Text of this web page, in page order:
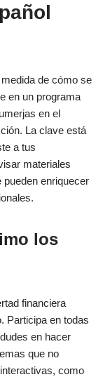
de cómo se
en un programa
en el
La clave está
a tus
materiales
enriquecer
los
financiera
Participa en todas
en hacer
que no
como